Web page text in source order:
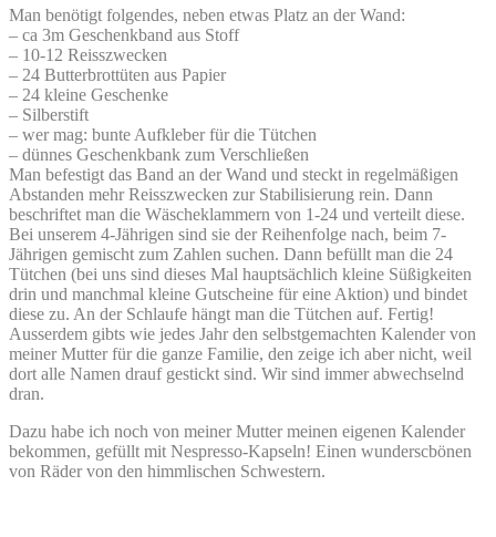
Man benötigt folgendes, neben etwas Platz an der Wand:
– ca 3m Geschenkband aus Stoff
– 10-12 Reisszwecken
– 24 Butterbrottüten aus Papier
– 24 kleine Geschenke
– Silberstift
– wer mag: bunte Aufkleber für die Tütchen
– dünnes Geschenkbank zum Verschließen
Man befestigt das Band an der Wand und steckt in regelmäßigen
Abstanden mehr Reisszwecken zur Stabilisierung rein. Dann
beschriftet man die Wäscheklammern von 1-24 und verteilt diese.
Bei unserem 4-Jährigen sind sie der Reihenfolge nach, beim 7-
Jährigen gemischt zum Zahlen suchen. Dann befüllt man die 24
Tütchen (bei uns sind dieses Mal hauptsächlich kleine Süßigkeiten
drin und manchmal kleine Gutscheine für eine Aktion) und bindet
diese zu. An der Schlaufe hängt man die Tütchen auf. Fertig!
Ausserdem gibts wie jedes Jahr den selbstgemachten Kalender von
meiner Mutter für die ganze Familie, den zeige ich aber nicht, weil
dort alle Namen drauf gestickt sind. Wir sind immer abwechselnd
dran.
Dazu habe ich noch von meiner Mutter meinen eigenen Kalender
bekommen, gefüllt mit Nespresso-Kapseln! Einen wunderscbönen
von Räder von den himmlischen Schwestern.